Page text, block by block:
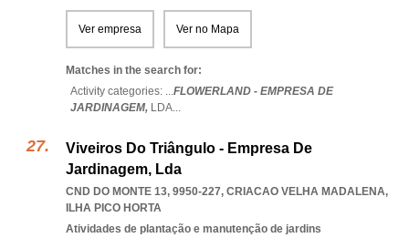
Ver empresa Ver no Mapa
Matches in the search for:
Activity categories: ...FLOWERLAND - EMPRESA DE
JARDINAGEM, LDA...
Viveiros Do Triângulo - Empresa De
Jardinagem, Lda
CND DO MONTE 13, 9950-227, CRIACAO VELHA MADALENA,
ILHA PICO HORTA
Atividades de plantação e manutenção de jardins